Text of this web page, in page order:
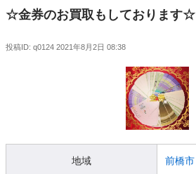
☆金券のお買取もしております☆
投稿ID: q0124 2021年8月2日 08:38
地域 前橋市